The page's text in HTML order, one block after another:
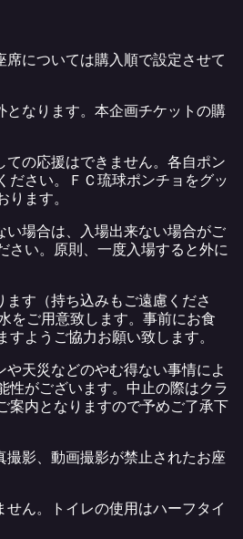
については購入順で設定させて
なります。本企画チケットの購
の応援はできません。各自ポン
ださい。ＦＣ琉球ポンチョをグッ
ます。
場合は、入場出来ない場合がご
さい。原則、一度入場すると外に
す（持ち込みもご遠慮くださ
をご用意致します。事前にお食
ようご協力お願い致します。
天災などのやむ得ない事情によ
性がございます。中止の際はクラ
案内となりますので予めご了承下
影、動画撮影が禁止されたお座
ん。トイレの使用はハーフタイ